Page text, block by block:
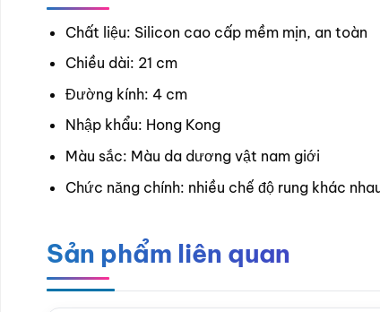
Chất liệu: Silicon cao cấp mềm mịn, an toàn
Chiều dài: 21 cm
Đường kính: 4 cm
Nhập khẩu: Hong Kong
Màu sắc: Màu da dương vật nam giới
Chức năng chính: nhiều chế độ rung khác
Sản phẩm liên quan